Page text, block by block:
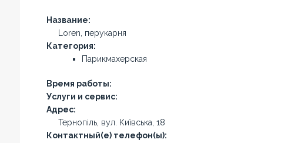
Название:
Loren, перукарня
Категория:
Парикмахерская
Время работы:
Услуги и сервис:
Адрес:
Тернопіль, вул. Київська, 18
Контактный(е) телефон(ы):